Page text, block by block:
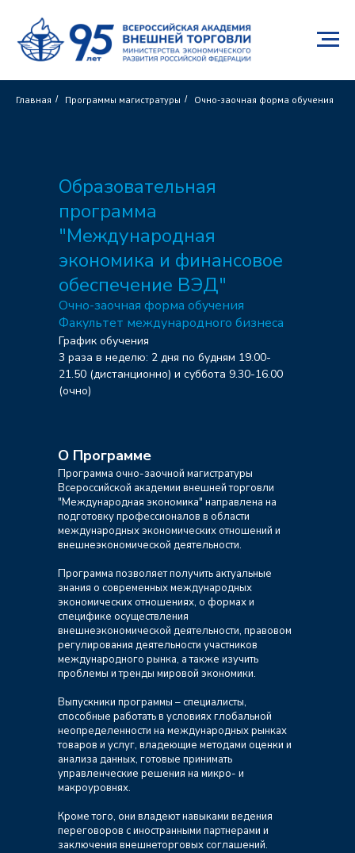
Главная / Программы магистратуры / Очно-заочная форма обучения
О Программе
Программа очно-заочной магистратуры
Всероссийской академии внешней торговли
"Международная экономика" направлена на
подготовку профессионалов в области
международных экономических отношений и
внешнеэкономической деятельности.
Программа позволяет получить актуальные
знания о современных международных
экономических отношениях, о формах и
специфике осуществления
внешнеэкономической деятельности, правовом
регулирования деятельности участников
международного рынка, а также изучить
проблемы и тренды мировой экономики.
Выпускники программы – специалисты,
способные работать в условиях глобальной
неопределенности на международных рынках
товаров и услуг, владеющие методами оценки и
анализа данных, готовые принимать
управленческие решения на микро- и
макроуровнях.
Кроме того, они владеют навыками ведения
переговоров с иностранными партнерами и
заключения внешнеторговых соглашений.
Образовательная
программа
"Международная
экономика и финансовое
обеспечение ВЭД"
Очно-заочная форма обучения
Факультет международного бизнеса
График обучения
3 раза в неделю: 2 дня по будням 19.00-
21.50 (дистанционно) и суббота 9.30-16.00
(очно)